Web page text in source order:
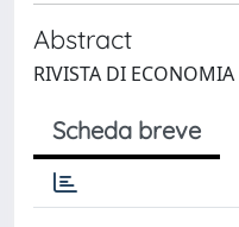
Abstract
RIVISTA DI
Scheda breve